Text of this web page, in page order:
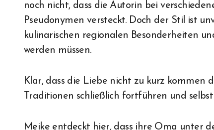
noch nicht, dass die Autorin bei
Pseudonymen versteckt. Doch der Stil ist
kulinarischen regionalen Besonderheiten
werden müssen.
Klar, dass die Liebe nicht zu kurz kommen
Traditionen schließlich fortführen und
Meike entdeckt hier, dass ihre Oma unter